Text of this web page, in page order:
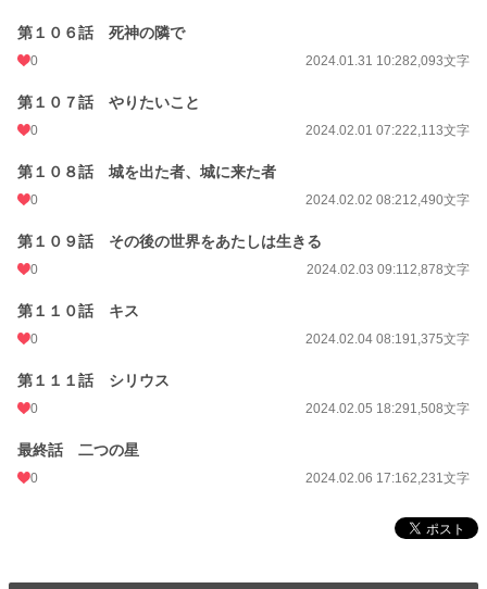
第１０６話 死神の隣で
0 2024.01.31 10:282,093文字
第１０７話 やりたいこと
0 2024.02.01 07:222,113文字
第１０８話 城を出た者、城に来た者
0 2024.02.02 08:212,490文字
第１０９話 その後の世界をあたしは生きる
0 2024.02.03 09:112,878文字
第１１０話 キス
0 2024.02.04 08:191,375文字
第１１１話 シリウス
0 2024.02.05 18:291,508文字
最終話 二つの星
0 2024.02.06 17:162,231文字